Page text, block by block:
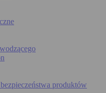
produktów